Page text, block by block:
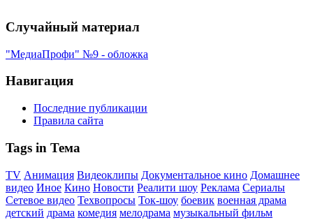
Случайный материал
"МедиаПрофи" №9 - обложка
Навигация
Последние публикации
Правила сайта
Tags in Тема
TV Анимация Видеоклипы Документальное кино Домашнее
видео Иное Кино Новости Реалити шоу Реклама Сериалы
Сетевое видео Техвопросы Ток-шоу боевик военная драма
детский драма комедия мелодрама музыкальный фильм